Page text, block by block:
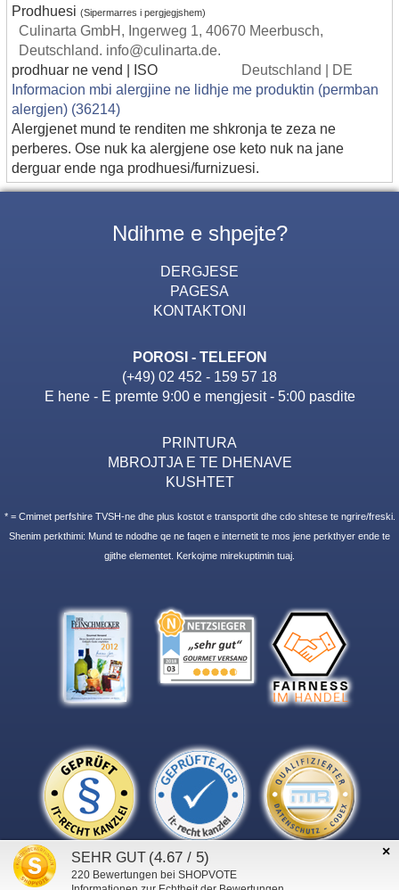
Prodhuesi (Sipermarres i pergjegjshem)
Culinarta GmbH, Ingerweg 1, 40670 Meerbusch,
Deutschland. info@culinarta.de.
prodhuar ne vend | ISO
Deutschland | DE
Informacion mbi alergjine ne lidhje me produktin (permban
alergjen) (36214)
Alergjenet mund te renditen me shkronja te zeza ne
perberes. Ose nuk ka alergjene ose keto nuk na jane
derguar ende nga prodhuesi/furnizuesi.
Ndihme e shpejte?
DERGJESE
PAGESA
KONTAKTONI
POROSI - TELEFON
(+49) 02 452 - 159 57 18
E hene - E premte 9:00 e mengjesit - 5:00 pasdite
PRINTURA
MBROJTJA E TE DHENAVE
KUSHTET
* = Cmimet perfshire TVSH-ne dhe plus kostot e transportit dhe cdo shtese te ngrire/freski.
Shenim perkthimi: Mund te ndodhe qe ne faqen e internetit te mos jene perkthyer ende te
gjithe elementet. Kerkojme mirekuptimin tuaj.
×
SEHR GUT (4.67 / 5)
220 Bewertungen bei SHOPVOTE